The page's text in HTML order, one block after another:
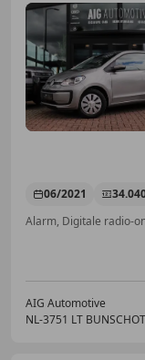
06/2021
AIG Automotive
NL-3751 LT